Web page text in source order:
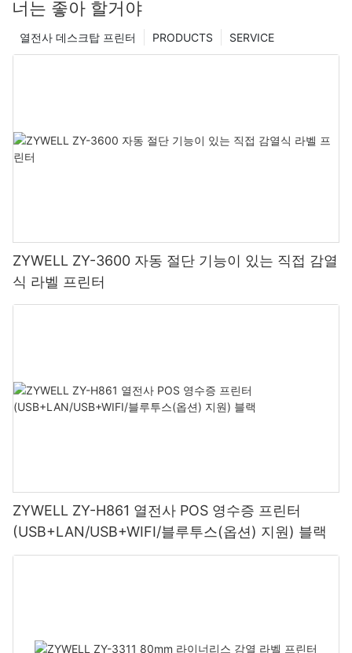
너는 좋아 할거야
SERVICE
PRODUCTS
열전사 데스크탑 프린터
ZYWELL ZY-3600 자동 절단 기능이 있는 직접 감열
식 라벨 프린터
ZYWELL ZY-H861 열전사 POS 영수증 프린터
(USB+LAN/USB+WIFI/블루투스(옵션) 지원) 블랙